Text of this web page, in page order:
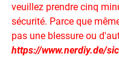
veuillez prendre cinq
sécurité. Parce que
pas une blessure ou
https://www.nerdiy.de/